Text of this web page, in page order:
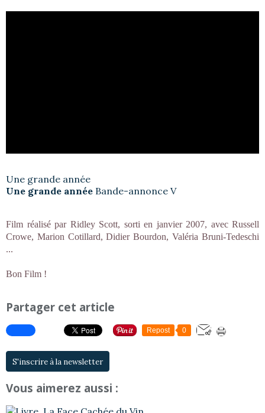
Une grande année
Une grande année Bande-annonce V
Film réalisé par Ridley Scott, sorti en janvier 2007, avec Russell
Crowe, Marion Cotillard, Didier Bourdon, Valéria Bruni-Tedeschi
...
Bon Film !
Partager cet article
Repost 0
S'inscrire à la newsletter
Vous aimerez aussi :